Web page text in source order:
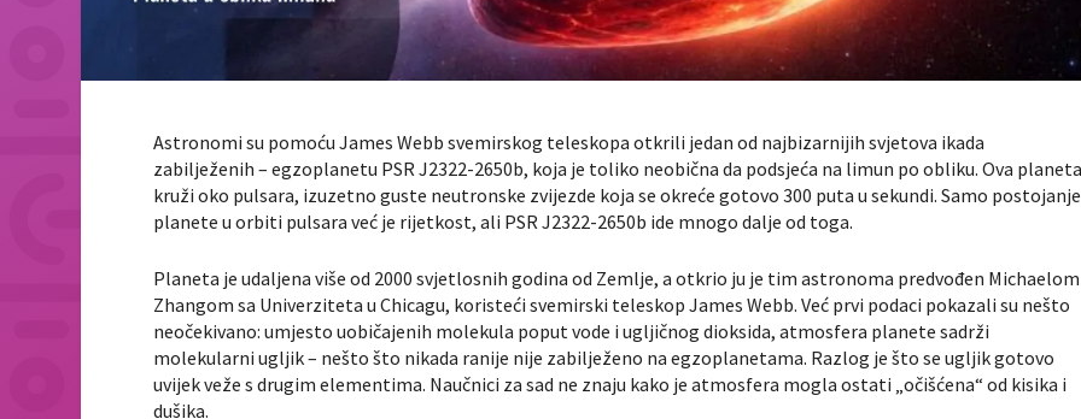
Astronomi su pomoću James Webb svemirskog teleskopa otkrili jedan od najbizarnijih svjetova ikada
zabilježenih – egzoplanetu PSR J2322-2650b, koja je toliko neobična da podsjeća na limun po obliku. Ova
kruži oko pulsara, izuzetno guste neutronske zvijezde koja se okreće gotovo 300 puta u sekundi. Samo postojanje
planete u orbiti pulsara već je rijetkost, ali PSR J2322-2650b ide mnogo dalje od toga.
Planeta je udaljena više od 2000 svjetlosnih godina od Zemlje, a otkrio ju je tim astronoma predvođen Michaelom
Zhangom sa Univerziteta u Chicagu, koristeći svemirski teleskop James Webb. Već prvi podaci pokazali su nešto
neočekivano: umjesto uobičajenih molekula poput vode i ugljičnog dioksida, atmosfera planete sadrži
molekularni ugljik – nešto što nikada ranije nije zabilježeno na egzoplanetama. Razlog je što se ugljik gotovo
uvijek veže s drugim elementima. Naučnici za sad ne znaju kako je atmosfera mogla ostati „očišćena“ od kisika i
dušika.